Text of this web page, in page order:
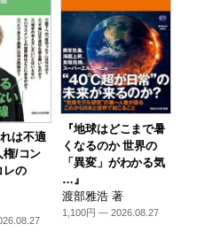
れは不適
権/コン
レの
『地球はどこまで暑
くなるのか 世界の
「異変」がわかる気
…』
渡部雅浩 著
1,100円 — 2026.08.27